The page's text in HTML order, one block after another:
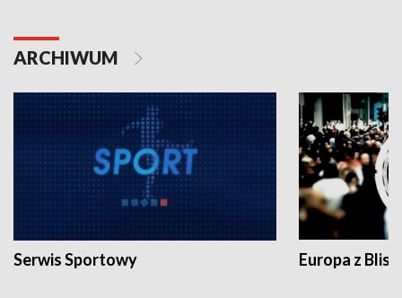
ARCHIWUM
Serwis Sportowy Europa z